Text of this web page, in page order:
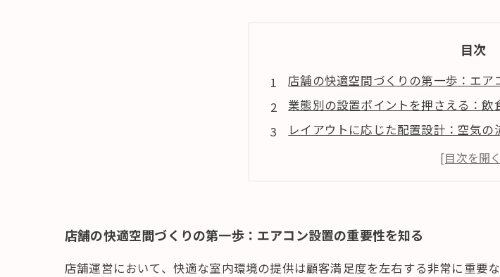
目次
店舗の快適空間づくりの第一歩：エア
業態別の設置ポイントを押さえる：
レイアウトに応じた配置設計：空気
効率的な電力使用とメンテナンスで長
快適設置術の実践で顧客満足と店舗価
店舗の快適空間づくりの第一歩：エアコン設置の重要性を知る
店舗運営において、快適な室内環境の提供は顧客満足度を左右する非常に重要